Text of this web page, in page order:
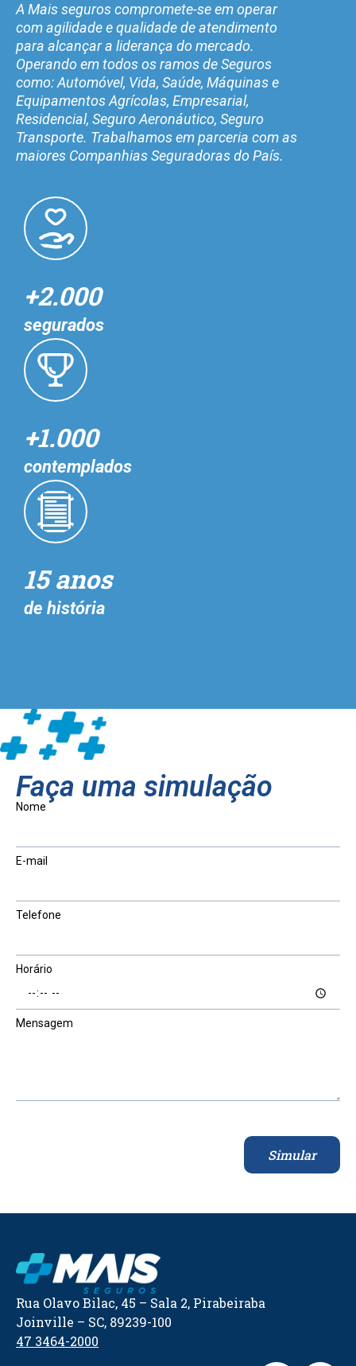
A Mais seguros compromete-se em operar
com agilidade e qualidade de atendimento
para alcançar a liderança do mercado.
Operando em todos os ramos de Seguros
como: Automóvel, Vida, Saúde, Máquinas e
Equipamentos Agrícolas, Empresarial,
Residencial, Seguro Aeronáutico, Seguro
Transporte. Trabalhamos em parceria com as
maiores Companhias Seguradoras do País.
+2.000
segurados
+1.000
contemplados
15 anos
de história
Faça uma simulação
Nome
E-mail
Telefone
Horário
Mensagem
Simular
Rua Olavo Bilac, 45 – Sala 2, Pirabeiraba
Joinville – SC, 89239-100
47 3464-2000